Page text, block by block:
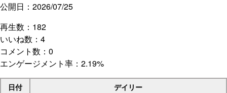
公開日：2026/07/25
再生数：182
いいね数：4
コメント数：0
エンゲージメント率：2.19%
日付
デイリー